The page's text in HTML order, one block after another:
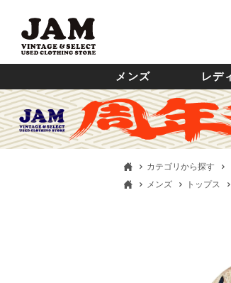
メンズ レデ
カテゴリから探す
メンズ
トップス